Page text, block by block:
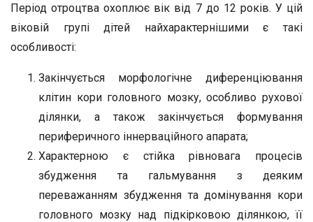
Період отроцтва охоплює вік від 7 до 12 років. У цій
віковій групі дітей найхарактернішими є такі
особливості:
Закінчується морфологічне диференціювання
клітин кори головного мозку, особливо рухової
ділянки, а також закінчується формування
периферичного іннерваційного апарата;
Характерною є стійка рівновага процесів
збудження та гальмування з деяким
переважанням збудження та домінування кори
головного мозку над підкірковою ділянкою, її